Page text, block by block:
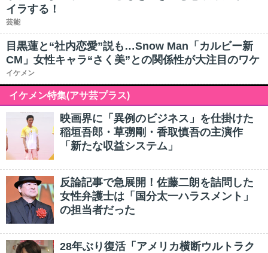
イラする！
芸能
目黒蓮と“社内恋愛”説も…Snow Man「カルビー新
CM」女性キャラ“さく美”との関係性が大注目のワケ
イケメン
イケメン特集(アサ芸プラス)
映画界に「異例のビジネス」を仕掛けた
稲垣吾郎・草彅剛・香取慎吾の主演作
「新たな収益システム」
反論記事で急展開！佐藤二朗を詰問した
女性弁護士は「国分太一ハラスメント」
の担当者だった
28年ぶり復活「アメリカ横断ウルトラク